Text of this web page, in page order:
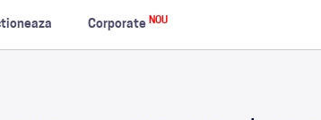
Corporate NOU